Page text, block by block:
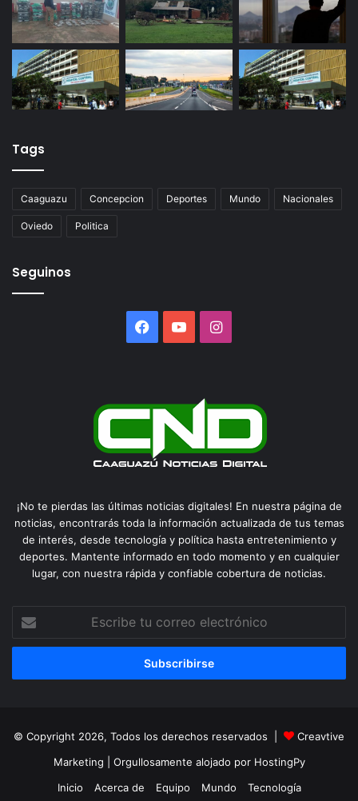
Tags
Caaguazu Concepcion Deportes Mundo Nacionales
Oviedo Politica
Seguinos
FacebookYouTubeInstagram
¡No te pierdas las últimas noticias digitales! En nuestra página de
noticias, encontrarás toda la información actualizada de tus temas
de interés, desde tecnología y política hasta entretenimiento y
deportes. Mantente informado en todo momento y en cualquier
lugar, con nuestra rápida y confiable cobertura de noticias.
tu
correo
© Copyright 2026, Todos los derechos reservados |
Creavtive
Marketing | Orgullosamente alojado por HostingPy
Inicio
Acerca de Equipo Mundo Tecnología